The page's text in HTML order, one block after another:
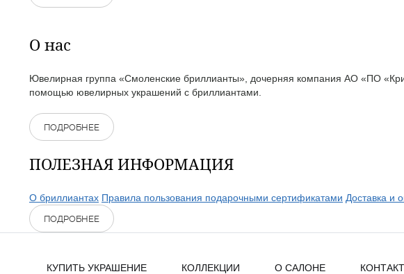
О нас
Ювелирная группа «Смоленские бриллианты», дочерняя компания АО «ПО
помощью ювелирных украшений с бриллиантами.
ПОДРОБНЕЕ
ПОЛЕЗНАЯ ИНФОРМАЦИЯ
О бриллиантах Правила пользования подарочными сертификатами Доставка и
ПОДРОБНЕЕ
КУПИТЬ УКРАШЕНИЕ КОЛЛЕКЦИИ О САЛОНЕ